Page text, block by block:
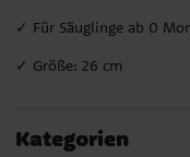
✓ Für Säuglinge ab 0
✓ Größe: 26 cm
Kategorien